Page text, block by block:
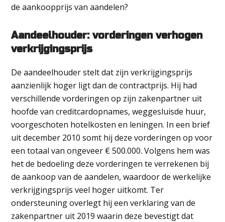
de aankoopprijs van aandelen?
Aandeelhouder: vorderingen verhogen
verkrijgingsprijs
De aandeelhouder stelt dat zijn verkrijgingsprijs
aanzienlijk hoger ligt dan de contractprijs. Hij had
verschillende vorderingen op zijn zakenpartner uit
hoofde van creditcardopnames, weggesluisde huur,
voorgeschoten hotelkosten en leningen. In een brief
uit december 2010 somt hij deze vorderingen op voor
een totaal van ongeveer € 500.000. Volgens hem was
het de bedoeling deze vorderingen te verrekenen bij
de aankoop van de aandelen, waardoor de werkelijke
verkrijgingsprijs veel hoger uitkomt. Ter
ondersteuning overlegt hij een verklaring van de
zakenpartner uit 2019 waarin deze bevestigt dat